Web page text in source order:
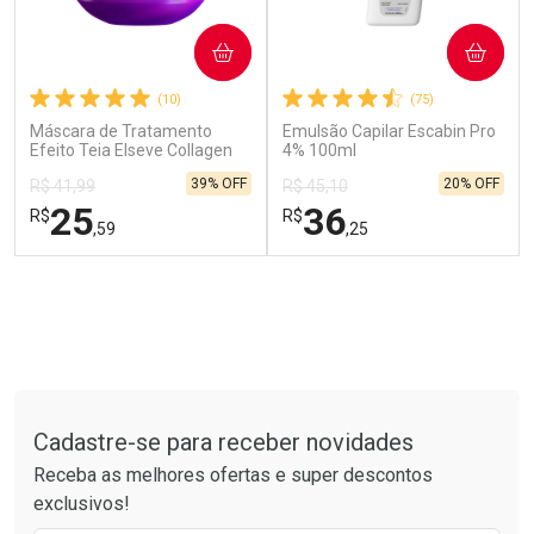
Ver Desconto Convênio
(10)
Máscara de Tratamento
Efeito Teia Elseve Collagen
R$ 41,99
R$25,59
39% OFF
COMPRAR
(75)
Emulsão Capilar Escabin Pro
4% 100ml
R$ 45,10
R$36,25
20% OFF
COMPRAR
Cadastre-se para receber novidades
Receba as melhores ofertas e super descontos
exclusivos!